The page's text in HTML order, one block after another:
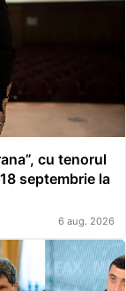
cu tenorul
septembrie la
6 aug. 2026